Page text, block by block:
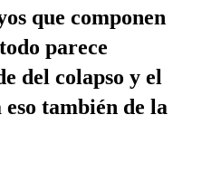
que componen
parece
del colapso y el
también de la